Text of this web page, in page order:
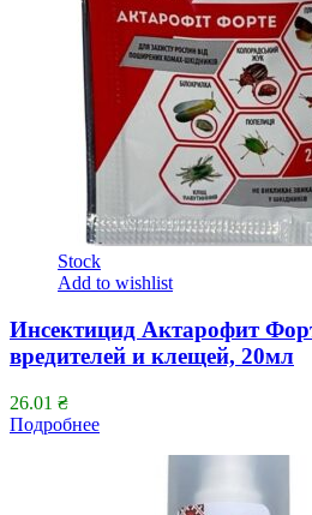
Stock
Add to wishlist
Инсектицид Актарофит
вредителей и клещей, 20мл
26.01 ₴
Подробнее